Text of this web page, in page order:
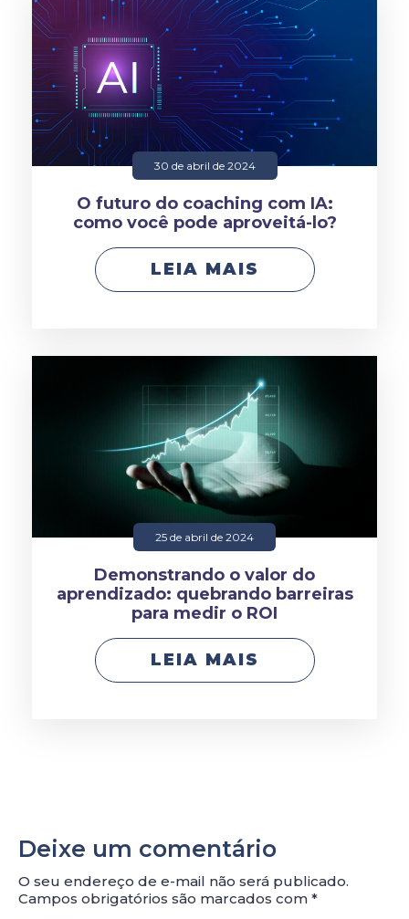
30 de abril de 2024
O futuro do coaching com IA:
como você pode aproveitá-lo?
LEIA MAIS
25 de abril de 2024
Demonstrando o valor do
aprendizado: quebrando barreiras
para medir o ROI
LEIA MAIS
Deixe um comentário
O seu endereço de e-mail não será publicado.
Campos obrigatórios são marcados com *